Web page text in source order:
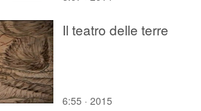
Il teatro delle terre
6:55 · 2015